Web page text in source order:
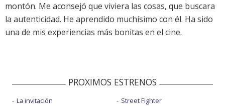
montón. Me aconsejó que viviera las cosas, que buscara
la autenticidad. He aprendido muchísimo con él. Ha sido
una de mis experiencias más bonitas en el cine.
PROXIMOS ESTRENOS
La invitación
Street Fighter